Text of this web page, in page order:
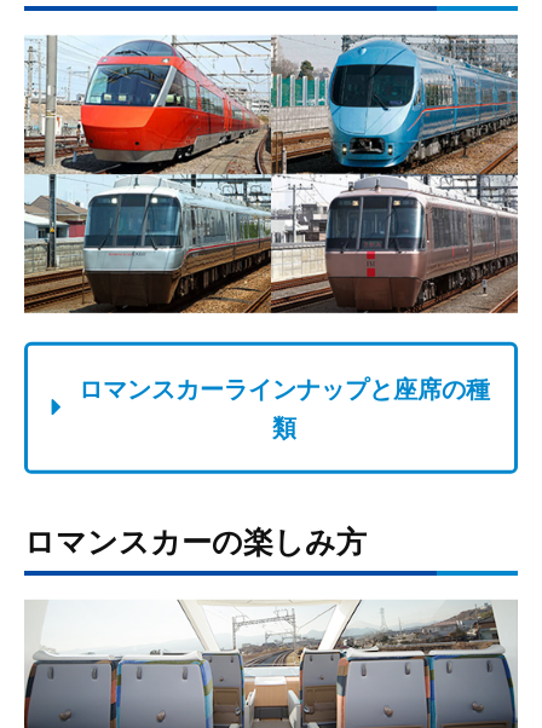
ロマンスカーラインナップと座席の種
類
ロマンスカーの楽しみ方